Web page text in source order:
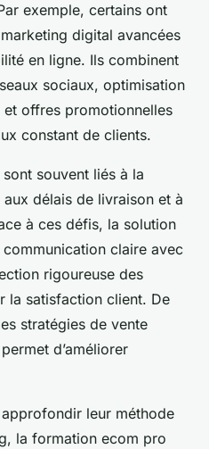
exemple, certains ont
digital avancées
en ligne. Ils combinent
sociaux, optimisation
offres promotionnelles
constant de clients.
souvent liés à la
délais de livraison et à
à ces défis, la solution
claire avec
rigoureuse des
la satisfaction client. De
stratégies de vente
d’améliorer
leur méthode
la formation ecom pro